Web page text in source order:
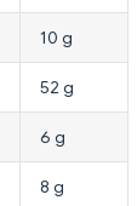
10 g
52 g
6 g
8 g